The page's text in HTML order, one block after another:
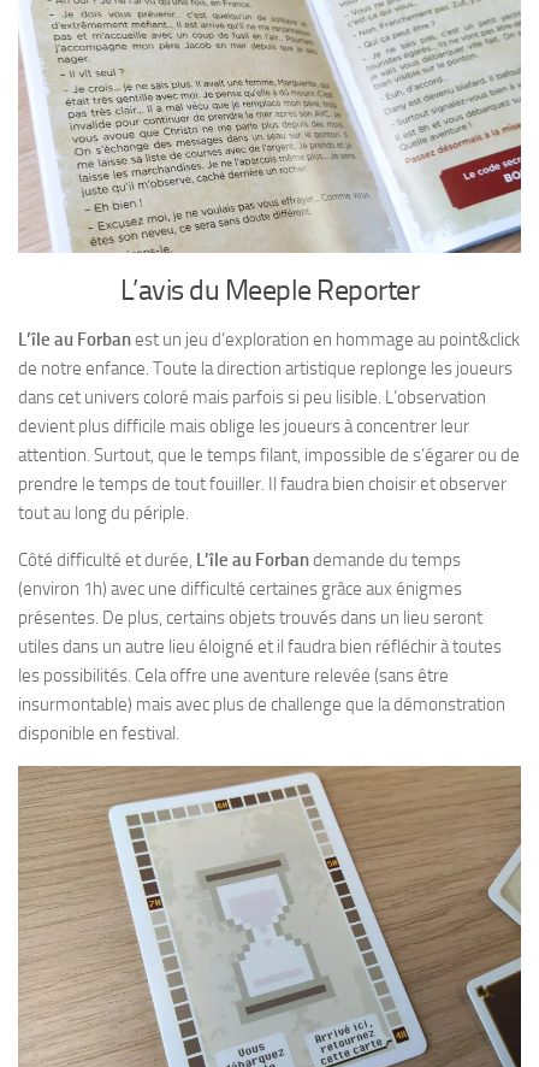
L’avis du Meeple Reporter
L’île au Forbanest un jeu d’exploration en hommage au point&click
de notre enfance. Toute la direction artistique replonge les joueurs
dans cet univers coloré mais parfois si peu lisible. L’observation
devient plus difficile mais oblige les joueurs à concentrer leur
attention. Surtout, que le temps filant, impossible de s’égarer ou de
prendre le temps de tout fouiller. Il faudra bien choisir et observer
tout au long du périple.
Côté difficulté et durée, L’île au Forbandemande du temps
(environ 1h) avec une difficulté certaines grâce aux énigmes
présentes. De plus, certains objets trouvés dans un lieu seront
utiles dans un autre lieu éloigné et il faudra bien réfléchir à toutes
les possibilités. Cela offre une aventure relevée (sans être
insurmontable) mais avec plus de challenge que la démonstration
disponible en festival.